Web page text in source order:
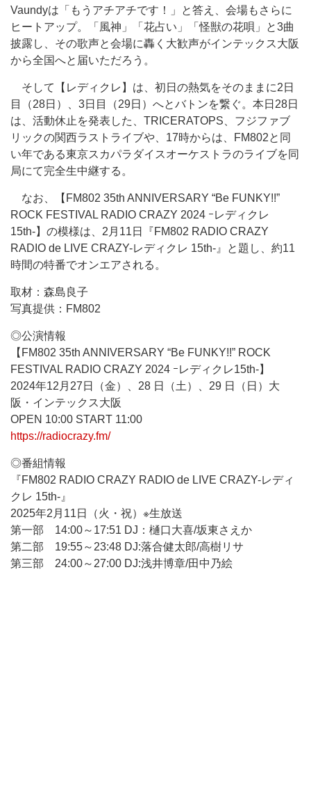
Vaundyは「もうアチアチです！」と答え、会場もさらに
ヒートアップ。「風神」「花占い」「怪獣の花唄」と3曲
披露し、その歌声と会場に轟く大歓声がインテックス大阪
から全国へと届いただろう。
そして【レディクレ】は、初日の熱気をそのままに2日
目（28日）、3日目（29日）へとバトンを繋ぐ。本日28日
は、活動休止を発表した、TRICERATOPS、フジファブ
リックの関西ラストライブや、17時からは、FM802と同
い年である東京スカパラダイスオーケストラのライブを同
局にて完全生中継する。
なお、【FM802 35th ANNIVERSARY “Be FUNKY!!”
ROCK FESTIVAL RADIO CRAZY 2024 ｰレディクレ
15th-】の模様は、2月11日『FM802 RADIO CRAZY
RADIO de LIVE CRAZY-レディクレ 15th-』と題し、約11
時間の特番でオンエアされる。
取材：森島良子
写真提供：FM802
◎公演情報
【FM802 35th ANNIVERSARY “Be FUNKY!!” ROCK
FESTIVAL RADIO CRAZY 2024 ｰレディクレ15th-】
2024年12月27日（金）、28 日（土）、29 日（日）大
阪・インテックス大阪
OPEN 10:00 START 11:00
https://radiocrazy.fm/
◎番組情報
『FM802 RADIO CRAZY RADIO de LIVE CRAZY-レディ
クレ 15th-』
2025年2月11日（火・祝）※生放送
第一部 14:00～17:51 DJ：樋口大喜/坂東さえか
第二部 19:55～23:48 DJ:落合健太郎/高樹リサ
第三部 24:00～27:00 DJ:浅井博章/田中乃絵